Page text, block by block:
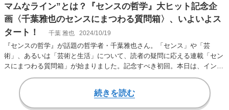
マムなライン”とは？『センスの哲学』大ヒット記念企
画〈千葉雅也のセンスにまつわる質問箱〉、いよいよス
タート！
千葉 雅也 2024/10/19
『センスの哲学』が話題の哲学者・千葉雅也さん。「センス」や「芸
術」、あるいは「芸術と生活」について、読者の疑問に応える連載「セン
スにまつわる質問箱」が始まりました。記念すべき初回。本日は、インド
料理にハマった26歳公…
続きを読む